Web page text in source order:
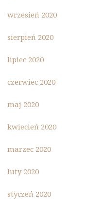
wrzesień 2020
sierpień 2020
lipiec 2020
czerwiec 2020
maj 2020
kwiecień 2020
marzec 2020
luty 2020
styczeń 2020